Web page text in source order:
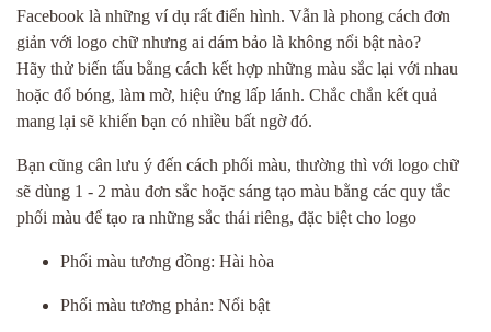
Facebook là những ví dụ rất điển hình. Vẫn là phong cách đơn
giản với logo chữ nhưng ai dám bảo là không nổi bật nào?
Hãy thử biến tấu bằng cách kết hợp những màu sắc lại với nhau
hoặc đổ bóng, làm mờ, hiệu ứng lấp lánh. Chắc chắn kết quả
mang lại sẽ khiến bạn có nhiều bất ngờ đó.
Bạn cũng cân lưu ý đến cách phối màu, thường thì với logo chữ
sẽ dùng 1 - 2 màu đơn sắc hoặc sáng tạo màu bằng các quy tắc
phối màu để tạo ra những sắc thái riêng, đặc biệt cho logo
Phối màu tương đồng: Hài hòa
Phối màu tương phản: Nổi bật